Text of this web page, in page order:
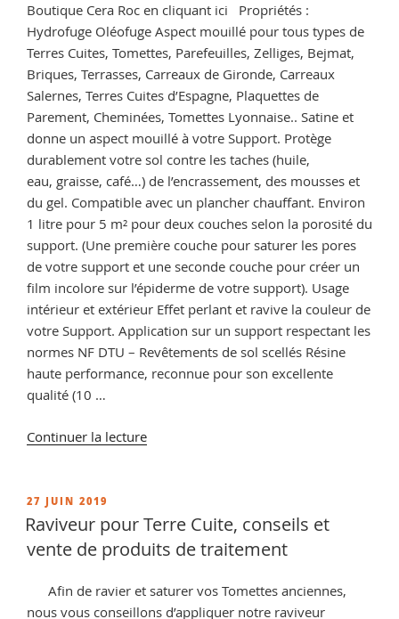
Boutique Cera Roc en cliquant ici Propriétés :
Hydrofuge Oléofuge Aspect mouillé pour tous types de
Terres Cuites, Tomettes, Parefeuilles, Zelliges, Bejmat,
Briques, Terrasses, Carreaux de Gironde, Carreaux
Salernes, Terres Cuites d’Espagne, Plaquettes de
Parement, Cheminées, Tomettes Lyonnaise.. Satine et
donne un aspect mouillé à votre Support. Protège
durablement votre sol contre les taches (huile,
eau, graisse, café…) de l’encrassement, des mousses et
du gel. Compatible avec un plancher chauffant. Environ
1 litre pour 5 m² pour deux couches selon la porosité du
support. (Une première couche pour saturer les pores
de votre support et une seconde couche pour créer un
film incolore sur l’épiderme de votre support). Usage
intérieur et extérieur Effet perlant et ravive la couleur de
votre Support. Application sur un support respectant les
normes NF DTU – Revêtements de sol scellés Résine
haute performance, reconnue pour son excellente
qualité (10 …
Continuer la lecturede
conseils
et
de
résine
PUBLIÉ
LE
27 JUIN 2019
Raviveur pour Terre Cuite, conseils et
vente de produits de traitement
Afin de ravier et saturer vos Tomettes anciennes,
nous vous conseillons d’appliquer notre raviveur